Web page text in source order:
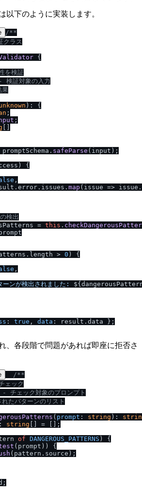
以下のように実装します。
/**
クラス
{
を検証
検証対象の入力
果
): {
;
;
[]
safeParse (input);
) {
,
error . issues . map ( issue => issue.
検出
= this .
length > 0 ) {
,
ーンが検出されました:
: true , data : result. data };
、各段階で問題があれば即座に拒否さ
/**
ェック
- チェック対象のプロンプト
たパターンのリスト
( prompt : string ):
: string [] = [];
of DANGEROUS_PATTERNS ) {
(prompt)) {
(pattern. source );